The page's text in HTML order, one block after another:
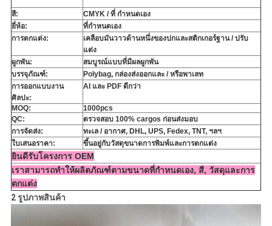
สี: CMYK / ที่ กำหนดเอง
ยี่ห้อ:
ที่กำหนดเอง
การตกแต่ง:
เคลือบมันวาวด้านหนึ่งของปกและสติกเกอร์ฐาน/ปรับ
แต่ง
ผูกพัน:
สมบูรณ์แบบที่มีผลผูกพัน
บรรจุภัณฑ์:
Polybag, กล่องส่งออกและ / หรือพาเลท
การออกแบบงาน
ศิลปะ:
AI และ PDF ดีกว่า
MOQ:
1000pcs
QC:
ตรวจสอบ 100% cargos ก่อนส่งมอบ
การจัดส่ง:
ทะเล / อากาศ, DHL, UPS, Fedex, TNT, ฯลฯ
ใบเสนอราคา:
ขึ้นอยู่กับวัสดุขนาดการพิมพ์และการตกแต่ง
ยินดีรับโครงการ OEM
เราสามารถทำให้ผลิตภัณฑ์ตามขนาดที่กำหนดเอง, สี, วัสดุและการ
ตกแต่ง
2 รูปภาพสินค้า